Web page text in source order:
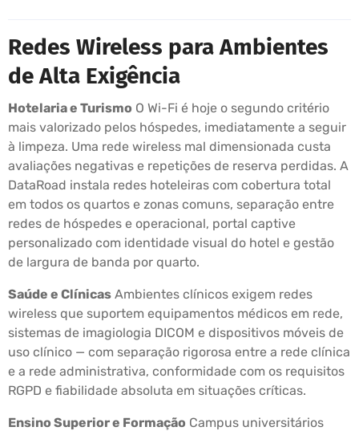
Redes Wireless para Ambientes
de Alta Exigência
Hotelaria e Turismo O Wi-Fi é hoje o segundo critério
mais valorizado pelos hóspedes, imediatamente a seguir
à limpeza. Uma rede wireless mal dimensionada custa
avaliações negativas e repetições de reserva perdidas. A
DataRoad instala redes hoteleiras com cobertura total
em todos os quartos e zonas comuns, separação entre
redes de hóspedes e operacional, portal captive
personalizado com identidade visual do hotel e gestão
de largura de banda por quarto.
Saúde e Clínicas Ambientes clínicos exigem redes
wireless que suportem equipamentos médicos em rede,
sistemas de imagiologia DICOM e dispositivos móveis de
uso clínico — com separação rigorosa entre a rede clínica
e a rede administrativa, conformidade com os requisitos
RGPD e fiabilidade absoluta em situações críticas.
Ensino Superior e Formação Campus universitários